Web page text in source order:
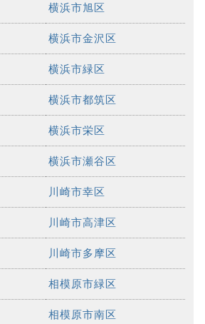
横浜市旭区
横浜市金沢区
横浜市緑区
横浜市都筑区
横浜市栄区
横浜市瀬谷区
川崎市幸区
川崎市高津区
川崎市多摩区
相模原市緑区
相模原市南区